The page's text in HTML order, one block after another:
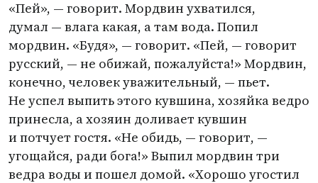
«Пей», — говорит. Мордвин ухватился,
думал — влага какая, а там вода. Попил
мордвин. «Будя», — говорит. «Пей, — говорит
русский, — не обижай, пожалуйста!» Мордвин,
конечно, человек уважительный, — пьет.
Не успел выпить этого кувшина, хозяйка ведро
принесла, а хозяин доливает кувшин
и потчует гостя. «Не обидь, — говорит, —
угощайся, ради бога!» Выпил мордвин три
ведра воды и пошел домой. «Хорошо угостил